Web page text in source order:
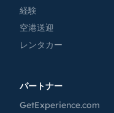
経験
空港送迎
レンタカー
パートナー
GetExperience.com